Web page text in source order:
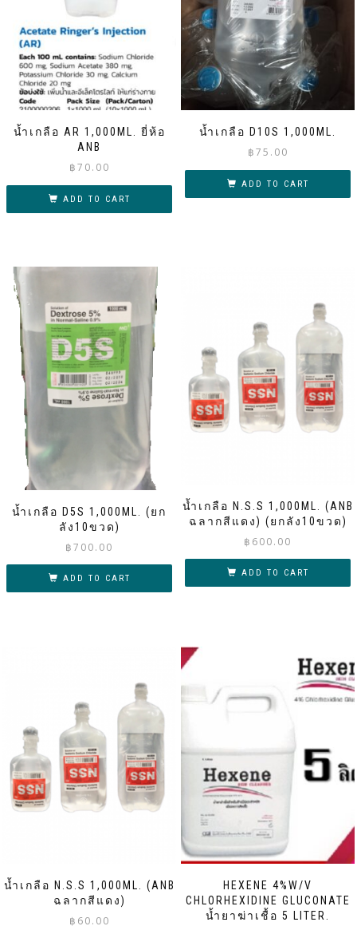
น้ำเกลือ AR 1,000ML. ยี่ห้อ
ANB
฿70.00
ADD TO CART
น้ำเกลือ D10S 1,000ML.
฿75.00
ADD TO CART
น้ำเกลือ D5S 1,000ML. (ยก
ลัง10ขวด)
฿700.00
ADD TO CART
น้ำเกลือ N.S.S 1,000ML. (ANB
ฉลากสีแดง) (ยกลัง10ขวด)
฿ 600.00
ADD TO CART
น้ำเกลือ N.S.S 1,000ML. (ANB
ฉลากสีแดง)
฿ 60.00
HEXENE 4%W/V
CHLORHEXIDINE GLUCONATE
น้ำยาฆ่าเชื้อ 5 LITER.